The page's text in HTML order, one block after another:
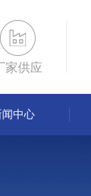
家供应
闻中心